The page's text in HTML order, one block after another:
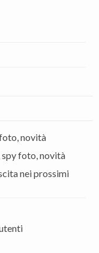
novità
foto, novità
nei prossimi